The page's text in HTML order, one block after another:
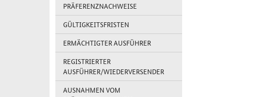
PRÄFERENZNACHWEISE
GÜLTIGKEITSFRISTEN
ERMÄCHTIGTER AUSFÜHRER
REGISTRIERTER
AUSFÜHRER/WIEDERVERSENDER
AUSNAHMEN VOM